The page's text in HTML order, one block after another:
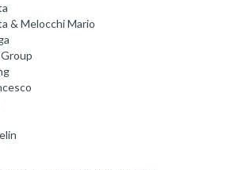
& Melocchi Mario